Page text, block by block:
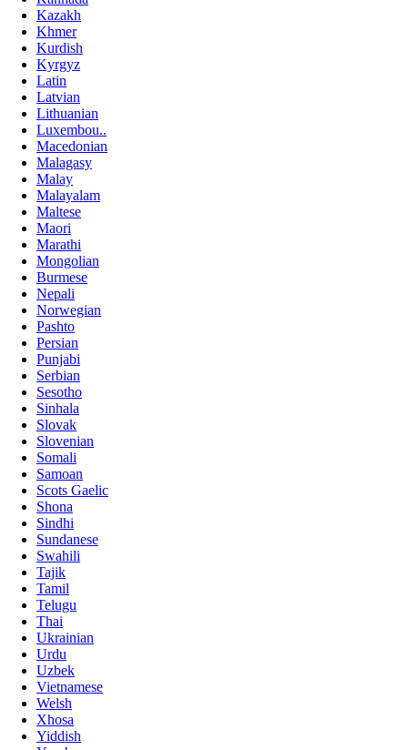
Kazakh
Khmer
Kurdish
Kyrgyz
Latin
Latvian
Lithuanian
Luxembou..
Macedonian
Malagasy
Malay
Malayalam
Maltese
Maori
Marathi
Mongolian
Burmese
Nepali
Norwegian
Pashto
Persian
Punjabi
Serbian
Sesotho
Sinhala
Slovak
Slovenian
Somali
Samoan
Scots Gaelic
Shona
Sindhi
Sundanese
Swahili
Tajik
Tamil
Telugu
Thai
Ukrainian
Urdu
Uzbek
Vietnamese
Welsh
Xhosa
Yiddish